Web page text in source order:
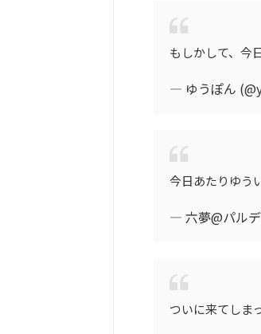
もしかして、今
— ゆうぽん
今日あたりゆう
— 六夢@パル
ついに来てしま